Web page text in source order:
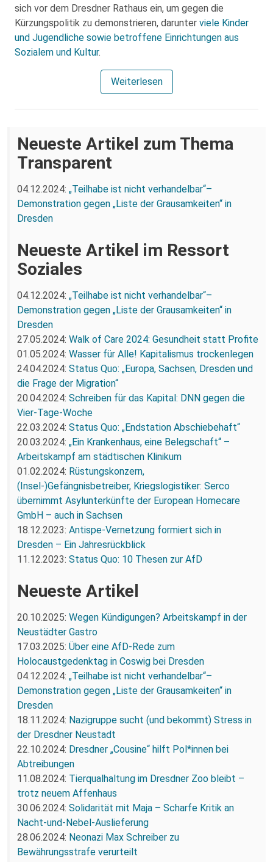
sich vor dem Dresdner Rathaus ein, um gegen die
Kürzungspolitik zu demonstrieren, darunter viele Kinder
und Jugendliche sowie betroffene Einrichtungen aus
Sozialem und Kultur.
Weiterlesen
Neueste Artikel zum Thema
Transparent
04.12.2024: „Teilhabe ist nicht verhandelbar“–
Demonstration gegen „Liste der Grausamkeiten“ in
Dresden
Neueste Artikel im Ressort
Soziales
04.12.2024: „Teilhabe ist nicht verhandelbar“–
Demonstration gegen „Liste der Grausamkeiten“ in
Dresden
27.05.2024: Walk of Care 2024: Gesundheit statt Profite
01.05.2024: Wasser für Alle! Kapitalismus trockenlegen
24.04.2024: Status Quo: „Europa, Sachsen, Dresden und
die Frage der Migration“
20.04.2024: Schreiben für das Kapital: DNN gegen die
Vier-Tage-Woche
22.03.2024: Status Quo: „Endstation Abschiebehaft“
20.03.2024: „Ein Krankenhaus, eine Belegschaft“ –
Arbeitskampf am städtischen Klinikum
01.02.2024: Rüstungskonzern,
(Insel-)Gefängnisbetreiber, Kriegslogistiker: Serco
übernimmt Asylunterkünfte der European Homecare
GmbH – auch in Sachsen
18.12.2023: Antispe-Vernetzung formiert sich in
Dresden – Ein Jahresrückblick
11.12.2023: Status Quo: 10 Thesen zur AfD
Neueste Artikel
20.10.2025: Wegen Kündigungen? Arbeitskampf in der
Neustädter Gastro
17.03.2025: Über eine AfD-Rede zum
Holocaustgedenktag in Coswig bei Dresden
04.12.2024: „Teilhabe ist nicht verhandelbar“–
Demonstration gegen „Liste der Grausamkeiten“ in
Dresden
18.11.2024: Nazigruppe sucht (und bekommt) Stress in
der Dresdner Neustadt
22.10.2024: Dresdner „Cousine“ hilft Pol*innen bei
Abtreibungen
11.08.2024: Tierqualhaltung im Dresdner Zoo bleibt –
trotz neuem Affenhaus
30.06.2024: Solidarität mit Maja – Scharfe Kritik an
Nacht-und-Nebel-Auslieferung
28.06.2024: Neonazi Max Schreiber zu
Bewährungsstrafe verurteilt